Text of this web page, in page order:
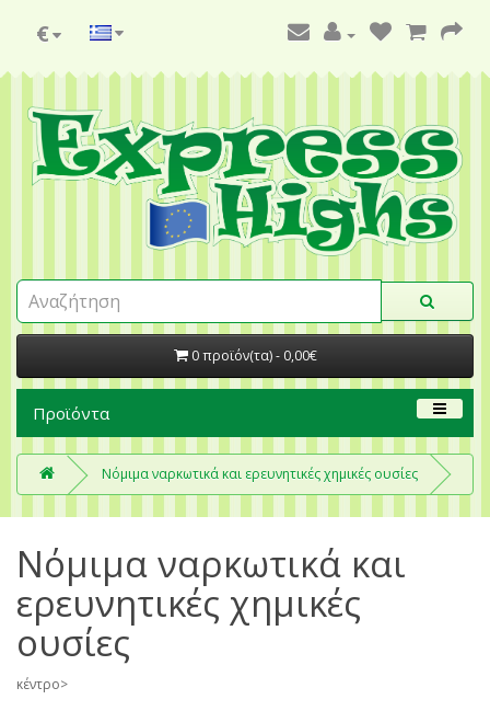
€
0 προϊόν(τα) - 0,00€
Προϊόντα
Νόμιμα ναρκωτικά και ερευνητικές χημικές ουσίες
Νόμιμα ναρκωτικά και
ερευνητικές χημικές
ουσίες
κέντρο>